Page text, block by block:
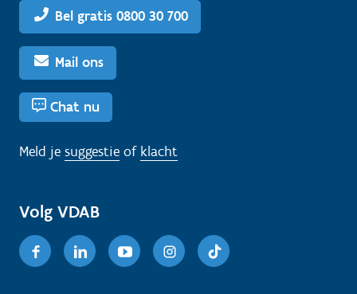
Bel gratis 0800 30 700
Mail ons
Chat nu
Meld je suggestie of klacht
Volg VDAB
FacebookLinkedinYoutubeInstagram